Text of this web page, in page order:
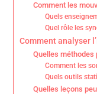
Comment les
Quels
Quel rôle les
Comment analyser
Quelles méthodes
Comment les
Quels outils
Quelles leçons